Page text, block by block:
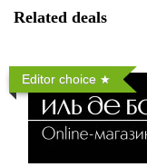
Related deals
Editor choice